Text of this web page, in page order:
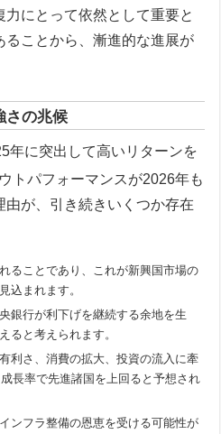
にとって依然として重要と
ことから、漸進的な進展が
さの兆候
年に突出して高いリターンを
ウトパフォーマンスが2026年も
が、引き続きいくつか存在
ることであり、これが新興国市場の
込まれます。
銀行が利下げを継続する余地を生
ると考えられます。
利さ、消費の拡大、投資の流入に牽
長率で先進諸国を上回ると予想され
ンフラ整備の恩恵を受ける可能性が